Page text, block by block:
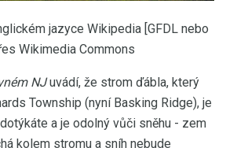
jazyce Wikipedia [GFDL nebo
Wikimedia Commons
NJuvádí, že strom ďábla, který
Township (nyní Basking Ridge), je
a je odolný vůči sněhu - zem
kolem stromu a sníh nebude